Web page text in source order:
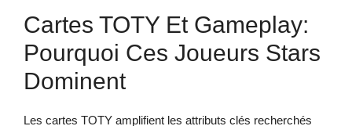
Cartes TOTY Et Gameplay:
Pourquoi Ces Joueurs Stars
Dominent
Les cartes TOTY amplifient les attributs clés recherchés